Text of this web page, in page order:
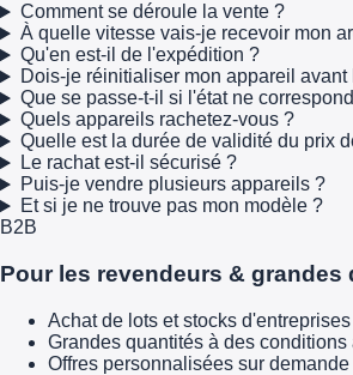
Comment se déroule la vente ?
À quelle vitesse vais-je recevoir mon
Qu'en est-il de l'expédition ?
Dois-je réinitialiser mon appareil avant
Que se passe-t-il si l'état ne
Quels appareils rachetez-vous ?
Quelle est la durée de validité du prix
Le rachat est-il sécurisé ?
Puis-je vendre plusieurs appareils ?
Et si je ne trouve pas mon modèle ?
B2B
Pour les revendeurs & grandes
Achat de lots et stocks d'entreprises
Grandes quantités à des conditions
Offres personnalisées sur demande